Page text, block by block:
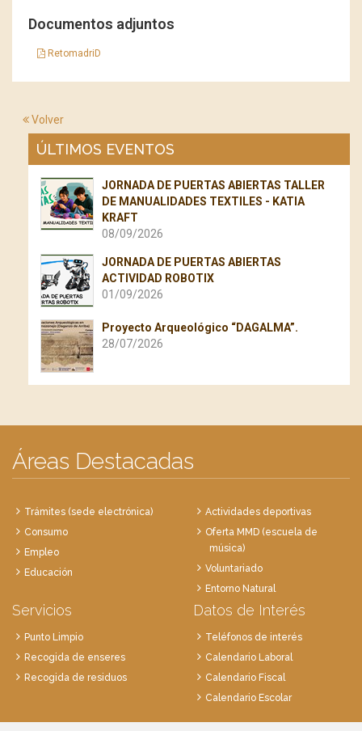
Documentos adjuntos
RetomadriD
Volver
ÚLTIMOS EVENTOS
JORNADA DE PUERTAS ABIERTAS TALLER
DE MANUALIDADES TEXTILES - KATIA
KRAFT
08/09/2026
JORNADA DE PUERTAS ABIERTAS
ACTIVIDAD ROBOTIX
01/09/2026
Proyecto Arqueológico “DAGALMA”.
28/07/2026
Áreas Destacadas
Trámites (sede electrónica)
Consumo
Empleo
Educación
Actividades deportivas
Oferta MMD (escuela de
música)
Voluntariado
Entorno Natural
Servicios
Punto Limpio
Recogida de enseres
Recogida de residuos
Datos de Interés
Teléfonos de interés
Calendario Laboral
Calendario Fiscal
Calendario Escolar